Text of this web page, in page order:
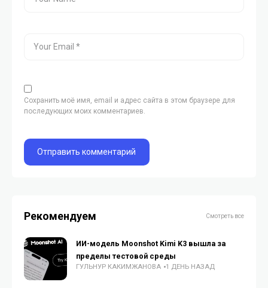
Сохранить моё имя, email и адрес сайта в этом браузере для
последующих моих комментариев.
Рекомендуем Смотреть все
ИИ-модель Moonshot Kimi K3 вышла за
пределы тестовой среды
ГУЛЬНУР КАКИМЖАНОВА 1 ДЕНЬ НАЗАД